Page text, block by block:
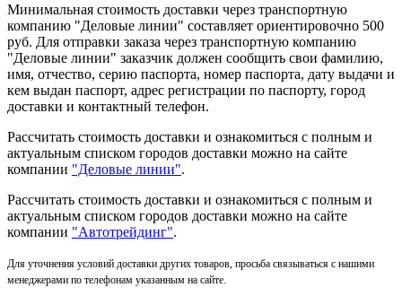
Минимальная стоимость доставки через транспортную
компанию "Деловые линии" составляет ориентировочно 500
руб. Для отправки заказа через транспортную компанию
"Деловые линии" заказчик должен сообщить свои фамилию,
имя, отчество, серию паспорта, номер паспорта, дату выдачи и
кем выдан паспорт, адрес регистрации по паспорту, город
доставки и контактный телефон.
Рассчитать стоимость доставки и ознакомиться с полным и
актуальным списком городов доставки можно на сайте
компании "Деловые линии".
Рассчитать стоимость доставки и ознакомиться с полным и
актуальным списком городов доставки можно на сайте
компании "Автотрейдинг".
Для уточнения условий доставки других товаров, просьба связываться с нашими
менеджерами по телефонам указанным на сайте.